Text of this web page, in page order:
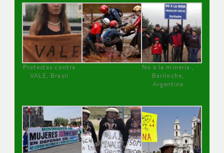
Protestas contra
VALE, Brasil
No a la minería ,
Bariloche,
Argentina